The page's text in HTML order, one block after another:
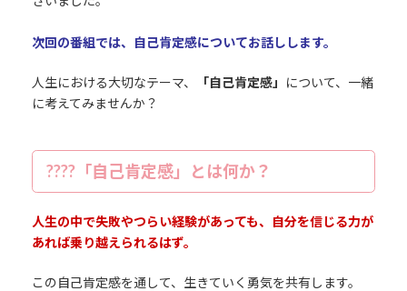
次回の番組では、自己肯定感についてお話しします。
人生における大切なテーマ、 「自己肯定感」
について、一緒
に考えてみませんか？
????「自己肯定感」とは何か？
人生の中で失敗やつらい経験があっても、自分を信じる力が
あれば乗り越えられるはず。
この自己肯定感を通して、生きていく勇気を共有します。